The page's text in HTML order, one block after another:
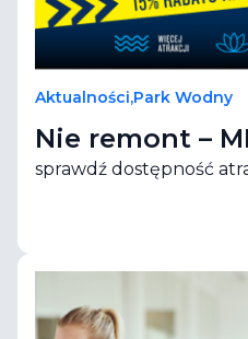
Aktualności,Park Wodny
Nie remont –
sprawdź dostępność